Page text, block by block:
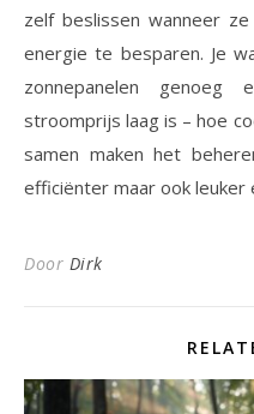
zelf beslissen wanneer
energie te besparen. Je
zonnepanelen
stroomprijs laag is – hoe
samen maken het
efficiënter maar ook leuker
Door Dirk